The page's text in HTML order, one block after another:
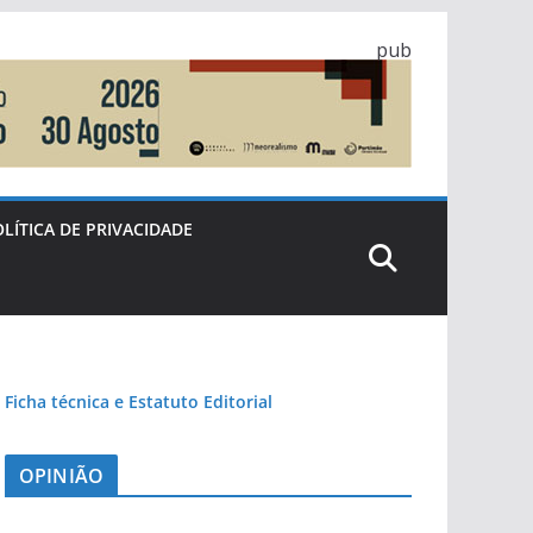
pub
DE PRIVACIDADE
Ficha técnica e Estatuto Editorial
OPINIÃO